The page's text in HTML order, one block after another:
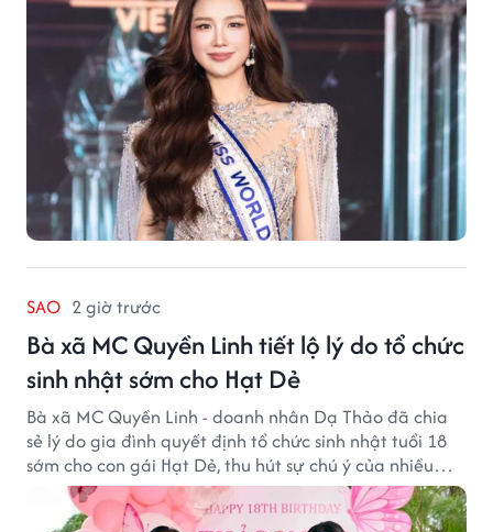
SAO 2 giờ trước
Bà xã MC Quyền Linh tiết lộ lý do tổ chức
sinh nhật sớm cho Hạt Dẻ
Bà xã MC Quyền Linh - doanh nhân Dạ Thảo đã chia
sẻ lý do gia đình quyết định tổ chức sinh nhật tuổi 18
sớm cho con gái Hạt Dẻ, thu hút sự chú ý của nhiều
người hâm mộ.